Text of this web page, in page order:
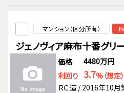
マンション（区分所有）
ジェノヴィア麻布十番グリ
価格
4480万円
利回り 3.7%（想定）
ＲＣ造 / 2016年10